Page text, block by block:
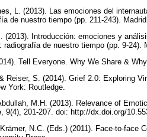
L. (2013). Las emociones del
de nuestro tiempo (pp. 211-243).
(2013). Introducción: emociones y
radiografía de nuestro tiempo (pp. 9-24).
Tell Everyone. Why We Share &
Reiser, S. (2014). Grief 2.0: Exploring
York: Routledge.
M.H. (2013). Relevance of
9(4), 201-207. doi: http://dx.doi.org/
N.C. (Eds.) (2011). Face-to-face